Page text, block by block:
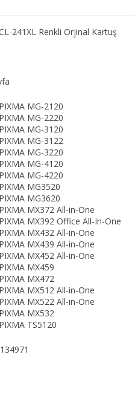
241XL Renkli Orjinal Kartuş
MG-2120
MG-2220
MG-3120
MG-3122
MG-3220
MG-4120
MG-4220
MG3520
MG3620
MX372 All-in-One
MX392 Office All-In-One
MX432 All-in-One
MX439 All-in-One
MX452 All-in-One
MX459
MX472
MX512 All-in-One
MX522 All-in-One
MX532
TS5120